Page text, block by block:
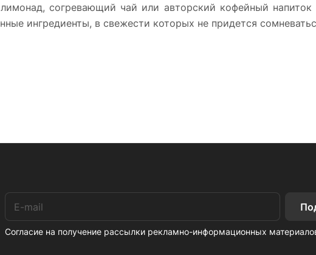
согревающий чай или авторский кофейный
ингредиенты, в свежести которых не придется
Согласие на получение рассылки рекламно-информационных